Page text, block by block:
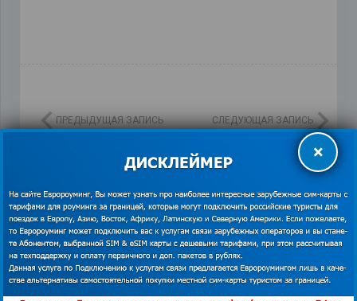
ПРЕДЫДУЩАЯ ЗАПИСЬ СЛЕДУЮЩАЯ ЗАПИСЬ
Похожие записи
Впечатления от отеля Sharaya Boutique Hotel в
×